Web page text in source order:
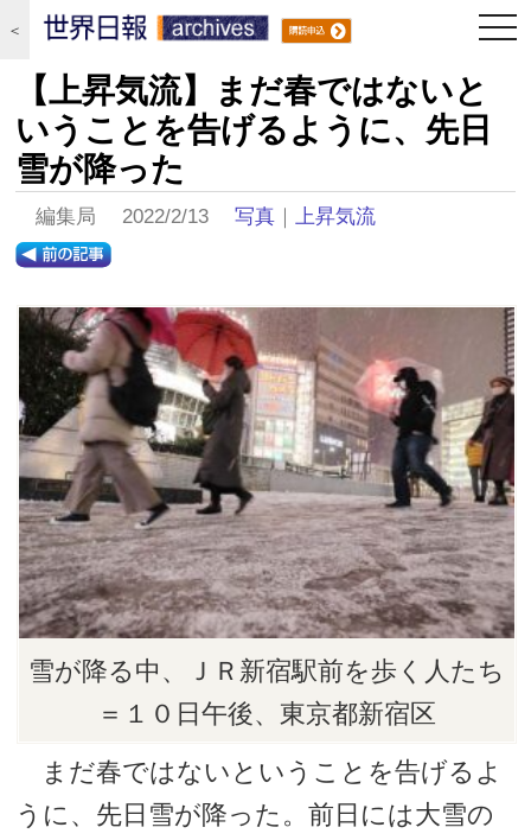
＜
【上昇気流】まだ春ではないと
いうことを告げるように、先日
雪が降った
編集局 2022/2/13写真 ｜上昇気流
雪が降る中、ＪＲ新宿駅前を歩く人たち
＝１０日午後、東京都新宿区
まだ春ではないということを告げるよ
うに、先日雪が降った。前日には大雪の